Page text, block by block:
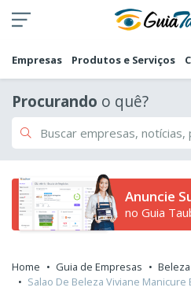
Empresas Produtos e Serviços
Procurando o quê?
Anuncie
no Guia
Home Guia de Empresas
Salao De Beleza Viviane Manicure